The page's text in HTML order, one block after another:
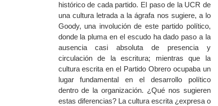
histórico de cada partido. El paso de la UCR de
una cultura letrada a la ágrafa nos sugiere, a lo
Goody, una involución de este partido político,
donde la pluma en el escudo ha dado paso a la
ausencia casi absoluta de presencia y
circulación de la escritura; mientras que la
cultura escrita en el Partido Obrero ocupaba un
lugar fundamental en el desarrollo político
dentro de la organización. ¿Qué nos sugieren
estas diferencias? La cultura escrita ¿expresa o